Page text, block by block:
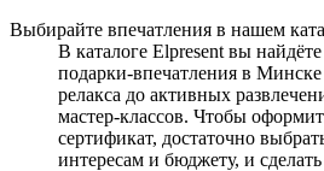
Выбирайте впечатления в нашем
В каталоге Elpresent вы
подарки‑впечатления в
релакса до активных
мастер‑классов. Чтобы
сертификат, достаточно
интересам и бюджету, и сделать